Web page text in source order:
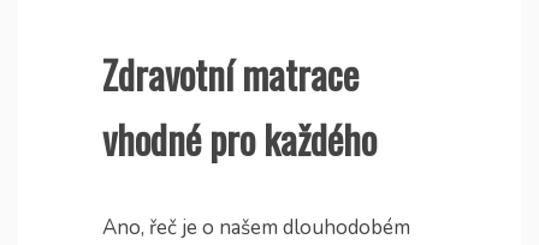
Zdravotní matrace
vhodné pro každého
Ano, řeč je o našem dlouhodobém